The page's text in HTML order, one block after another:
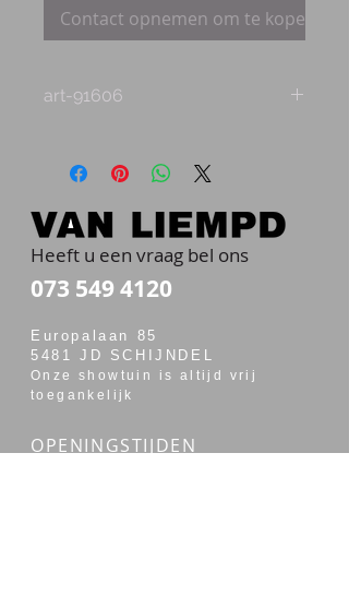
Contact opnemen om te kopen
art-91606
Heeft u een vraag bel ons
073 549 4120
Europalaan 85
5481 JD SCHIJNDEL
Onze showtuin is altijd vrij
toegankelijk
OPENINGSTIJDEN